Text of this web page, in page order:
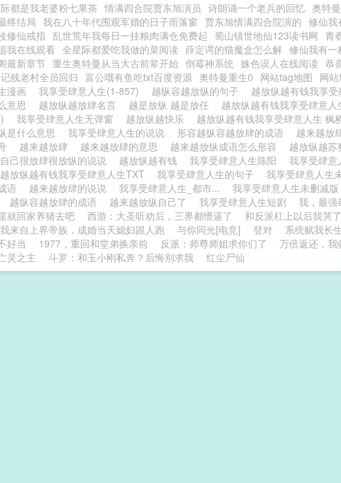
都是我老婆粉七果茶 情满四合院贾东旭演员 诗朗诵一个老兵的回忆 奥特
终结局 我在八十年代围观军婚的日子雨落窗 贾东旭情满四合院演的 修仙我
修仙戒指 乱世荒年我每日一挂粮肉满仓免费起 蜀山镇世地仙123读书网 青
我在线观看 全星际都爱吃我做的菜阅读 薛定谔的猫魔盒怎么解 修仙我有一
最新章节 重生奥特曼从当大古前辈开始 倒霉神系统 姝色误人在线阅读 恭
残老村全员回归 富公哦有鱼吃txt百度资源 奥特曼重生0 网站tag地图 网
漫画
我享受肆意人生(1-857) 越纵容越放纵的句子 越放纵越有钱我享
意思
越放纵越放肆名言 越是放纵 越是放任 越放纵越有钱我享受肆意人
我享受肆意人生无弹窗 越放纵越快乐 越放纵越有钱我享受肆意人生 枫
是什么意思
我享受肆意人生的说说 形容越纵容越放肆的成语 越来越放
越来越放肆 越来越放肆的意思 越来越放纵成语怎么形容 越放纵越苏
自己很放肆很放纵的说说 越放纵越有钱 我享受肆意人生陈阳 我享受肆意
越放纵越有钱我享受肆意人生TXT 我享受肆意人生的句子 我享受肆意人生
语
越来越放肆的说说 我享受肆意人生_都市... 我享受肆意人生未删减版
越纵容越放肆的成语 越来越放纵自己了 我享受肆意人生短剧 我，最强
就回家养猪去吧
西游：大圣听劝后，三界都懵逼了 和反派杠上以后我哭
我来自上界帝族，成婚当天媳妇跟人跑 与你同光[电竞] 登对 系统赋我长
好当
1977，重回和堂弟换亲前 反派：师尊师姐求你们了 万倍返还，我
灵之主
斗罗：和玉小刚私奔？后悔别求我 红尘尸仙